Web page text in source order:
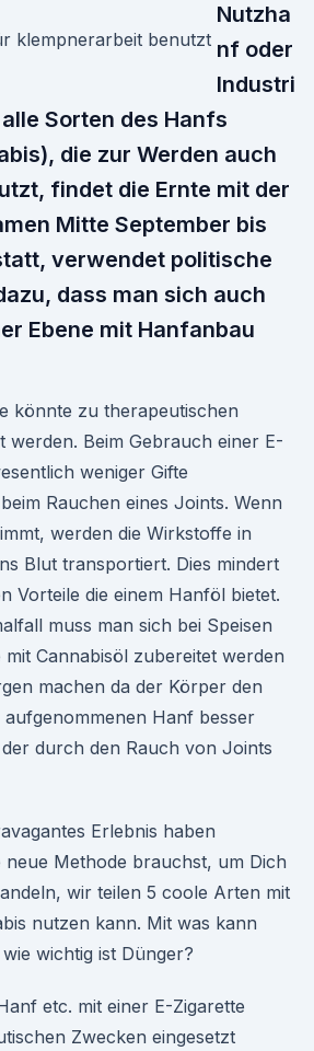
Nutzha
nf oder
Industri
Sorten des Hanfs
die zur Werden auch
findet die Ernte mit der
Mitte September bis
verwendet politische
dass man sich auch
Ebene mit Hanfanbau
könnte zu therapeutischen
werden. Beim Gebrauch einer E-
weniger Gifte
Rauchen eines Joints. Wenn
werden die Wirkstoffe in
Blut transportiert. Dies mindert
Vorteile die einem Hanföl bietet.
muss man sich bei Speisen
Cannabisöl zubereitet werden
machen da der Körper den
Hanf besser
durch den Rauch von Joints
Erlebnis haben
neue Methode brauchst, um Dich
wir teilen 5 coole Arten mit
nutzen kann. Mit was kann
wichtig ist Dünger?
etc. mit einer E-Zigarette
Zwecken eingesetzt